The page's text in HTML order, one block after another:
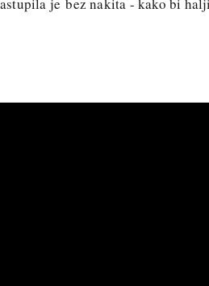
je bez nakita - kako bi